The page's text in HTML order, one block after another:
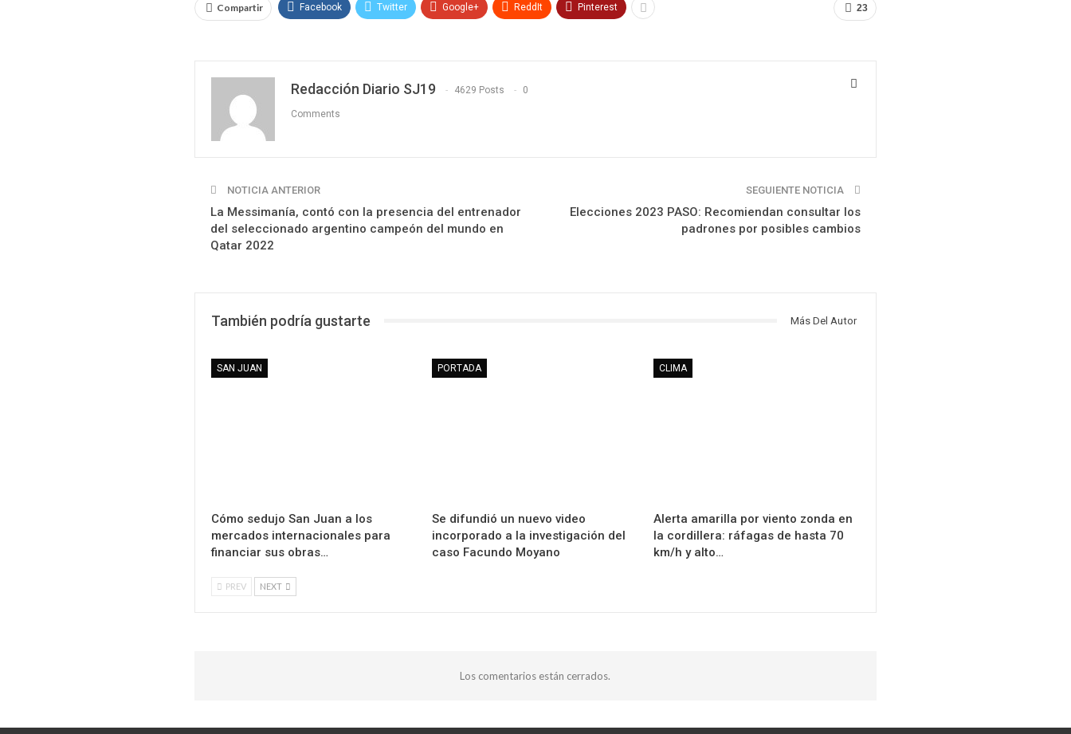
23
Compartir Facebook Twitter Google+ ReddIt Pinterest
Redacción Diario SJ19 4629 Posts 0
Comments
NOTICIA ANTERIOR
La Messimanía, contó con la presencia del entrenador
del seleccionado argentino campeón del mundo en
Qatar 2022
SEGUIENTE NOTICIA
Elecciones 2023 PASO: Recomiendan consultar los
padrones por posibles cambios
También podría gustarte Más Del Autor
SAN JUAN
Cómo sedujo San Juan a los
mercados internacionales para
financiar sus obras…
PORTADA
Se difundió un nuevo video
incorporado a la investigación del
caso Facundo Moyano
CLIMA
Alerta amarilla por viento zonda en
la cordillera: ráfagas de hasta 70
km/h y alto…
PREV NEXT
Los comentarios están cerrados.